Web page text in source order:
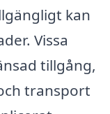
kan
Vissa
tillgång,
transport